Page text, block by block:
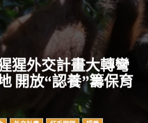
猩外交計畫大轉彎
開放“認養”籌保育